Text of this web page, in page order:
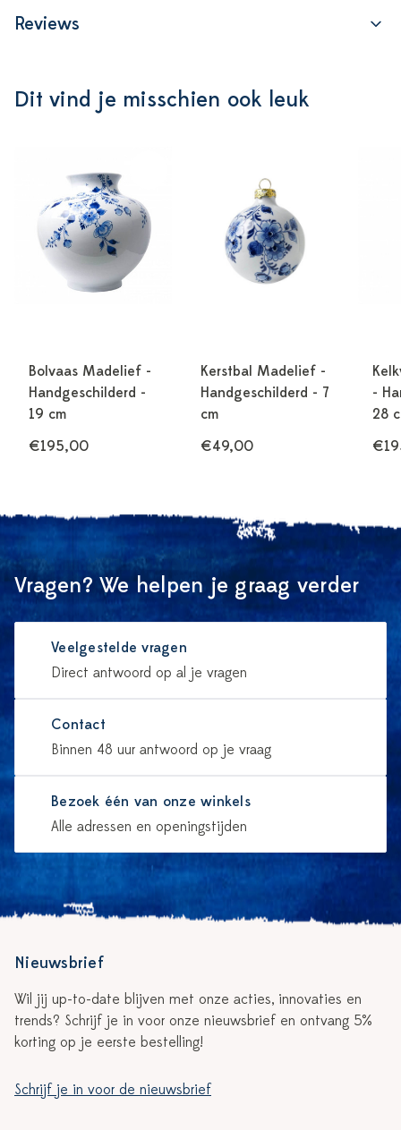
Reviews
Dit vind je misschien ook leuk
Bolvaas Madelief -
Handgeschilderd -
19 cm
€195,00
Kerstbal Madelief -
Handgeschilderd - 7
cm
€49,00
-
28
Vragen? We helpen je graag verder
Veelgestelde vragen
Direct antwoord op al je vragen
Contact
Binnen 48 uur antwoord op je vraag
Bezoek één van onze winkels
Alle adressen en openingstijden
Nieuwsbrief
Wil jij up-to-date blijven met onze acties, innovaties en
trends? Schrijf je in voor onze nieuwsbrief en ontvang 5%
korting op je eerste bestelling!
Schrijf je in voor de nieuwsbrief